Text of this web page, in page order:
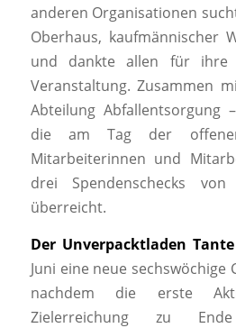
anderen Organisationen
Oberhaus, kaufmännischer
und dankte allen für ihre
Veranstaltung. Zusammen
Abteilung Abfallentsorgung
die am Tag der
Mitarbeiterinnen und
drei Spendenschecks
überreicht.
Der Unverpacktladen
Juni eine neue
nachdem die erste
Zielerreichung zu